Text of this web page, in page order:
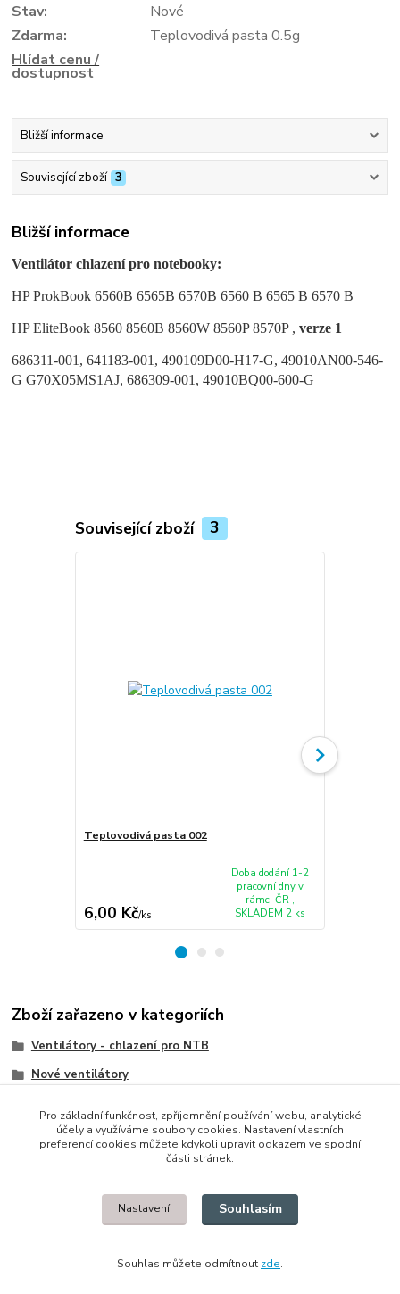
Stav:
Nové
Zdarma:
Teplovodivá pasta 0.5g
Hlídat cenu /
dostupnost
Bližší informace
Související zboží 3
Bližší informace
Ventilátor chlazení pro notebooky:
HP ProkBook 6560B 6565B 6570B6560 B 6565 B 6570 B
HP EliteBook 8560 8560B 8560W 8560P 8570P ,verze 1
686311-001, 641183-001, 490109D00-H17-G, 49010AN00-546-
G G70X05MS1AJ, 686309-001, 49010BQ00-600-G
Související zboží 3
Teplovodivá pasta 002
6,00 Kč/ks
Doba dodání 1-2
pracovní dny v
rámci ČR ,
SKLADEM 2 ks
Zboží zařazeno v kategoriích
Ventilátory - chlazení pro NTB
Nové ventilátory
© 2014 - 2025 Díly pro notebooky
Upravit sběr cookies.
Pro základní funkčnost, zpříjemnění používání webu, analytické
účely a využíváme soubory cookies. Nastavení vlastních
preferencí cookies můžete kdykoli upravit odkazem ve spodní
části stránek.
Nastavení Souhlasím
Souhlas můžete odmítnout zde.